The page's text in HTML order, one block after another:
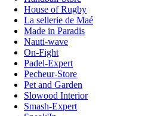
House of Rugby
La sellerie de Maé
Made in Paradis
Nauti-wave
On-Fight
Padel-Expert
Pecheur-Store
Pet and Garden
Slowood Interior
Smash-Expert